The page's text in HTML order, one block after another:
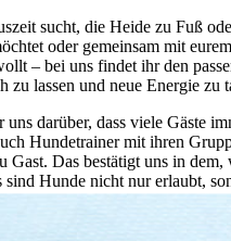
sucht, die Heide zu Fuß
oder gemeinsam mit
– bei uns findet ihr den
zu lassen und neue Energie zu
darüber, dass viele Gäste
Hundetrainer mit ihren
Gast. Das bestätigt uns in dem,
Hunde nicht nur erlaubt,
unserer Gastfreundschaft.